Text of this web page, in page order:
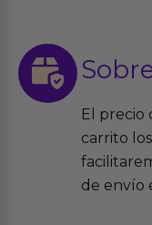
El precio
carrito
de envío